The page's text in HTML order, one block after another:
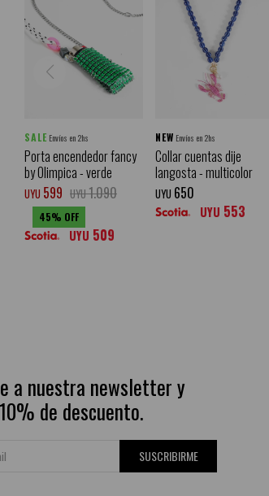
SALE Envíos en 2hs
Porta encendedor fancy
by Olimpica - verde
UYU 599 UYU1.090
45
UYU 509
NEW Envíos en 2hs
Collar cuentas dije
langosta - multicolor
UYU 650
UYU 553
a nuestra newsletter y
de descuento.
SUSCRIBIRME